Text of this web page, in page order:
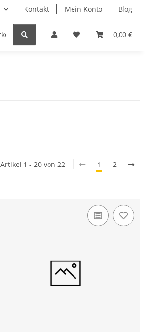
Kontakt Mein Konto Blog
0,00 €
Artikel 1 - 20 von 22 1 2